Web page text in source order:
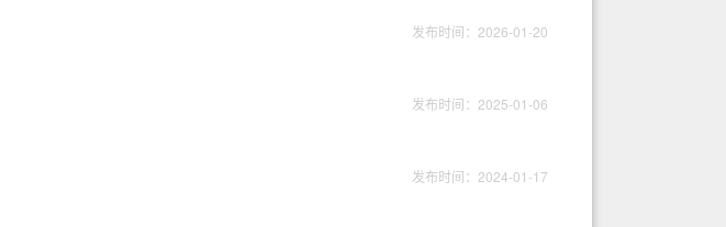
发布时间：2026-01-20
发布时间：2025-01-06
发布时间：2024-01-17